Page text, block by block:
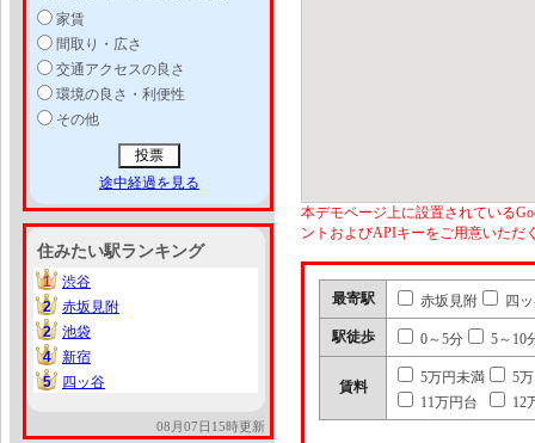
家賃
間取り・広さ
交通アクセスの良さ
環境の良さ・利便性
その他
途中経過を見る
住みたい駅ランキング
1
1
渋谷
2
2
赤坂見附
2
2
池袋
4
4
新宿
5
5 四ッ谷
08月07日15時更新
本デモページ上に設置されている
ントおよびAPIキーをご用意いただ
最寄駅 赤坂見附 四
駅徒歩 0～5分 5～10
賃料
5万円未満
5
11万円台
12